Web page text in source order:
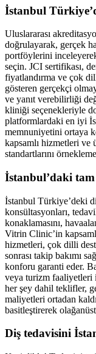
İstanbul
Uluslararası
doğrulayarak, gerçek
portföylerini
seçin. JCI sertifikası,
fiyatlandırma ve çok
gösteren gerçekçi
ve yanıt verebilirliği
kliniği seçenekleriyle
platformlardaki en iyi
memnuniyetini ortaya
kapsamlı hizmetleri ve
standartlarını
İstanbul’daki
İstanbul Türkiye’deki
konsültasyonları,
konaklamasını,
Vitrin Clinic’in
hizmetleri, çok dilli
sonrası takip bakımı
konforu garanti eder.
veya turizm faaliyetleri
her şey dahil teklifler,
maliyetleri ortadan
basitleştirerek
Diş tedavisini